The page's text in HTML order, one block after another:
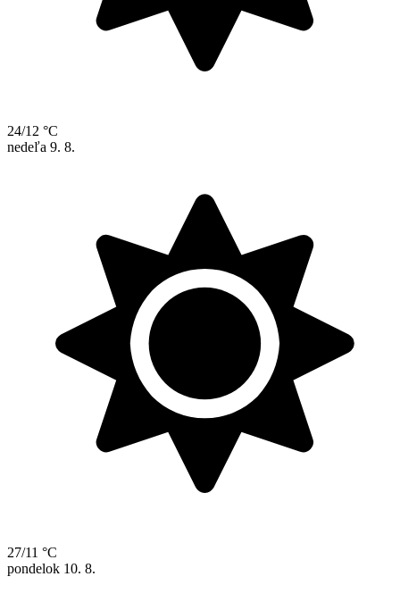
24/12 °C
nedeľa 9. 8.
27/11 °C
pondelok 10. 8.